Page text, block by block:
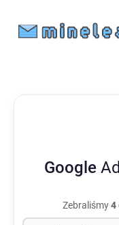
Google
Zebraliśmy4